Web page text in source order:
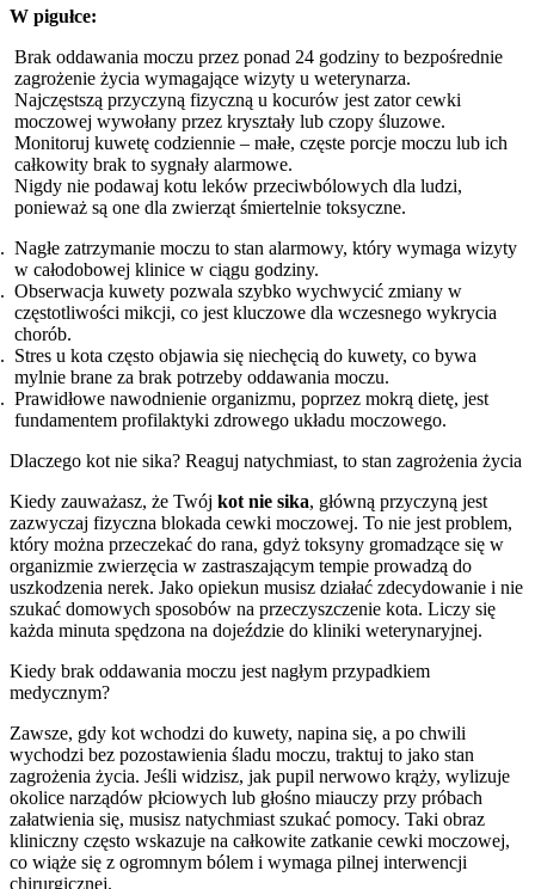
W pigułce:
Brak oddawania moczu przez ponad 24 godziny to bezpośrednie
zagrożenie życia wymagające wizyty u weterynarza.
Najczęstszą przyczyną fizyczną u kocurów jest zator cewki
moczowej wywołany przez kryształy lub czopy śluzowe.
Monitoruj kuwetę codziennie – małe, częste porcje moczu lub ich
całkowity brak to sygnały alarmowe.
Nigdy nie podawaj kotu leków przeciwbólowych dla ludzi,
ponieważ są one dla zwierząt śmiertelnie toksyczne.
Nagłe zatrzymanie moczu to stan alarmowy, który wymaga wizyty
w całodobowej klinice w ciągu godziny.
Obserwacja kuwety pozwala szybko wychwycić zmiany w
częstotliwości mikcji, co jest kluczowe dla wczesnego wykrycia
chorób.
Stres u kota często objawia się niechęcią do kuwety, co bywa
mylnie brane za brak potrzeby oddawania moczu.
Prawidłowe nawodnienie organizmu, poprzez mokrą dietę, jest
fundamentem profilaktyki zdrowego układu moczowego.
Dlaczego kot nie sika? Reaguj natychmiast, to stan zagrożenia życia
Kiedy zauważasz, że Twój kot nie sika, główną przyczyną jest
zazwyczaj fizyczna blokada cewki moczowej. To nie jest problem,
który można przeczekać do rana, gdyż toksyny gromadzące się w
organizmie zwierzęcia w zastraszającym tempie prowadzą do
uszkodzenia nerek. Jako opiekun musisz działać zdecydowanie i nie
szukać domowych sposobów na przeczyszczenie kota. Liczy się
każda minuta spędzona na dojeździe do kliniki weterynaryjnej.
Kiedy brak oddawania moczu jest nagłym przypadkiem
medycznym?
Zawsze, gdy kot wchodzi do kuwety, napina się, a po chwili
wychodzi bez pozostawienia śladu moczu, traktuj to jako stan
zagrożenia życia. Jeśli widzisz, jak pupil nerwowo krąży, wylizuje
okolice narządów płciowych lub głośno miauczy przy próbach
załatwienia się, musisz natychmiast szukać pomocy. Taki obraz
kliniczny często wskazuje na całkowite zatkanie cewki moczowej,
co wiąże się z ogromnym bólem i wymaga pilnej interwencji
chirurgicznej.